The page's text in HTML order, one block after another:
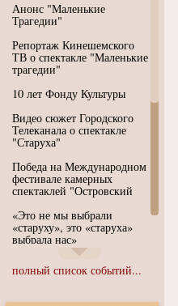
Анонс "Маленькие
Трагедии"
Репортаж Кинешемского
ТВ о спектакле "Маленькие
трагедии"
10 лет Фонду Культуры
Видео сюжет Городского
Телеканала о спектакле
"Старуха"
Победа на Международном
фестивале камерных
спектаклей "Островский
«Это не мы выбрали
«старуху», это «старуха»
выбрала нас»
Иммерсивный спектакль
"Язык чистого полета
полный список событий...